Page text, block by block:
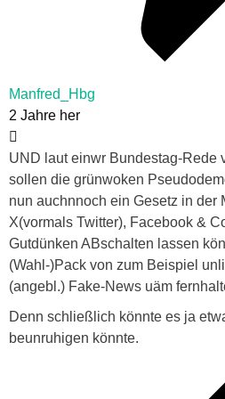
Manfred_Hbg
2 Jahre her
UND laut einwr Bundestag-Rede
sollen die grünwoken
nun auchnnoch ein Gesetz in der
X(vormals Twitter), Facebook &
Gutdünken ABschalten lassen
(Wahl-)Pack von zum Beispiel
(angebl.) Fake-News uäm
Denn schließlich könnte es ja
beunruhigen könnte.